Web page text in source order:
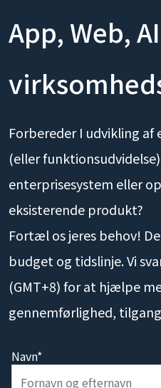
App, Web,
Forbereder I udvikling
(eller
enterprisesystem eller
eksisterende produkt?
Fortæl os jeres behov!
budget og tidslinje. Vi
(GMT+8) for at hjælpe
gennemførlighed,
Navn*